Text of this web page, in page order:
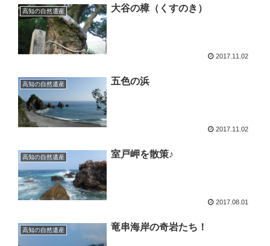
高知の自然遺産 大谷の樟（くすのき）
2017.11.02
高知の自然遺産 五色の浜
2017.11.02
高知の自然遺産 室戸岬を散策♪
2017.08.01
高知の自然遺産 竜串海岸の奇岩たち！